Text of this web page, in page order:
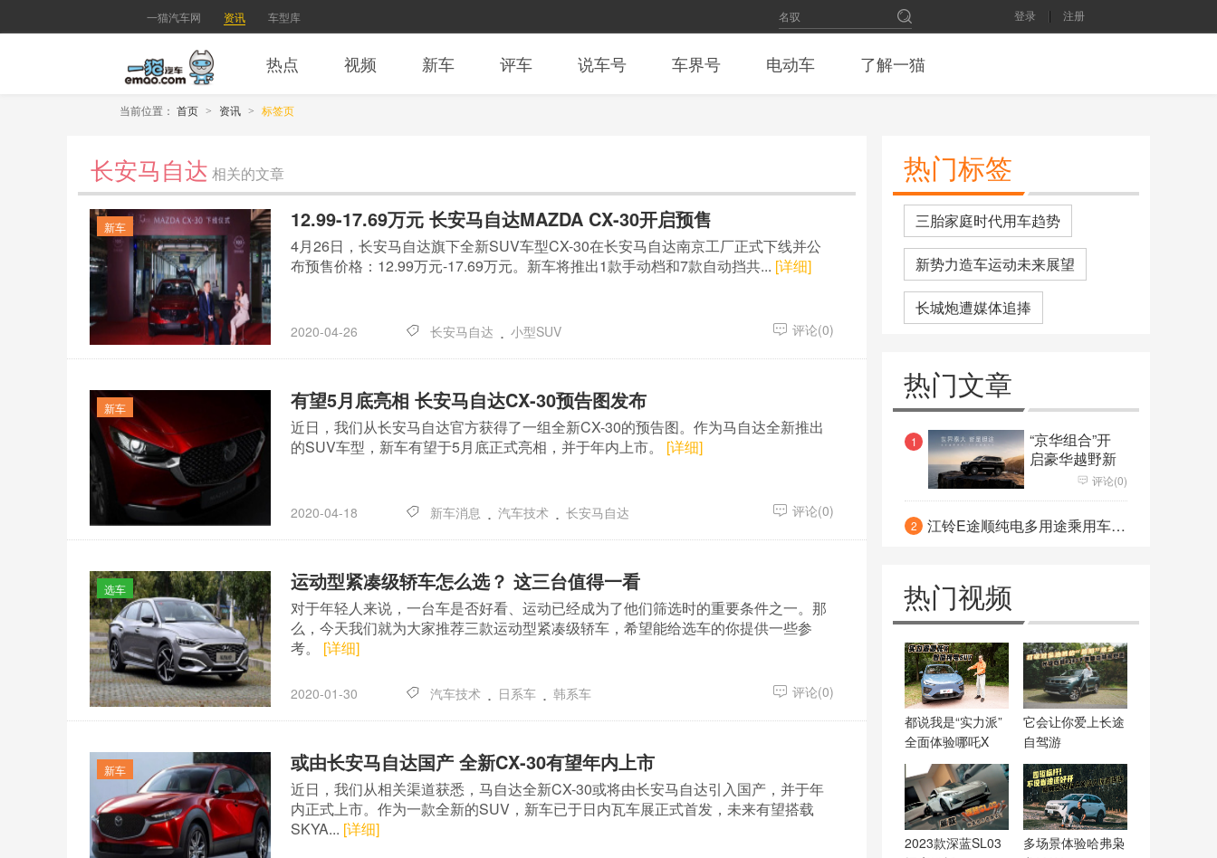
一猫汽车网 资讯 车型库 登录 注册
热点 视频 新车 评车 说车号 车界号 电动车 了解一猫
当前位置： 首页 > 资讯 > 标签页
长安马自达 相关的文章
新车 12.99-17.69万元 长安马自达MAZDA CX-30开启预售
4月26日，长安马自达旗下全新SUV车型CX-30在长安马自达南京工厂正式下线并公
布预售价格：12.99万元-17.69万元。新车将推出1款手动档和7款自动挡共... [详细]
2020-04-26 长安马自达 . 小型SUV 评论(0)
新车 有望5月底亮相 长安马自达CX-30预告图发布
近日，我们从长安马自达官方获得了一组全新CX-30的预告图。作为马自达全新推出
的SUV车型，新车有望于5月底正式亮相，并于年内上市。 [详细]
2020-04-18 新车消息 . 汽车技术 . 长安马自达 评论(0)
选车 运动型紧凑级轿车怎么选？ 这三台值得一看
对于年轻人来说，一台车是否好看、运动已经成为了他们筛选时的重要条件之一。那
么，今天我们就为大家推荐三款运动型紧凑级轿车，希望能给选车的你提供一些参
考。 [详细]
2020-01-30 汽车技术 . 日系车 . 韩系车 评论(0)
新车 或由长安马自达国产 全新CX-30有望年内上市
近日，我们从相关渠道获悉，马自达全新CX-30或将由长安马自达引入国产，并于年
内正式上市。作为一款全新的SUV，新车已于日内瓦车展正式首发，未来有望搭载
SKYA... [详细]
热门标签
三胎家庭时代用车趋势
新势力造车运动未来展望
长城炮遭媒体追捧
万，300Ps+空悬 要啥宝马X5
2月份SUV销量排名：长安CS75
力压哈弗H6成新霸主
能否和特斯拉/蔚来掰手腕 大众
ID.6X曝光 轴距接近途昂
依然站“C”位 全新梅赛德斯-奔驰
C级很“S”
凝固时光镌刻永恒 劳斯莱斯幻
热门文章
1
“京华组合”开
启豪华越野新
评论(0)
2 江铃E途顺纯电多用途乘用车亮相
热门视频
都说我是“实力派”
全面体验哪吒X
它会让你爱上长途
自驾游
2023款深蓝SL03
多场景体验哈弗枭